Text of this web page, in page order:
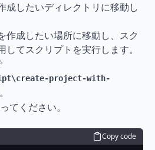
成したいディレクトリに移動し
作成したい場所に移動し、スク
してスクリプトを実行します。
project-with-
てください。
Copy code